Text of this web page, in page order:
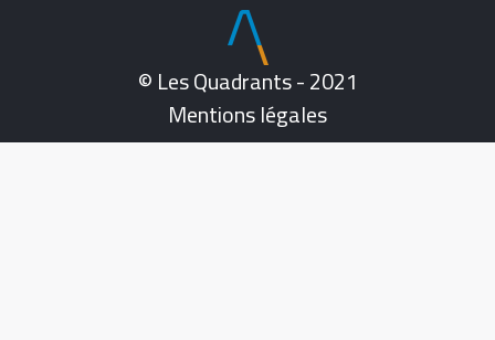
© Les Quadrants - 2021
Mentions légales